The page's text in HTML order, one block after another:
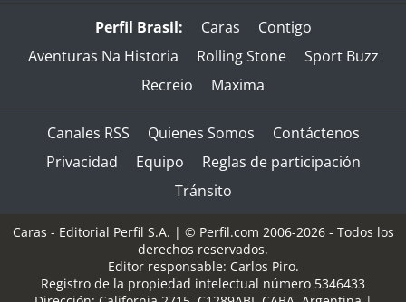
Perfil Brasil: Caras
Contigo
Aventuras Na Historia
Rolling Stone
Sport Buzz
Recreio
Maxima
Canales RSS Quienes Somos
Contáctenos
Privacidad
Equipo
Reglas de participación
Tránsito
Caras - Editorial Perfil S.A. | © Perfil.com 2006-2026 - Todos los
derechos reservados.
Editor responsable: Carlos Piro.
Registro de la propiedad intelectual número 5346433